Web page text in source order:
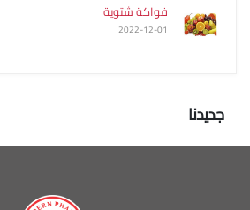
فواكة شتوية
2022-12-01
جديدنا